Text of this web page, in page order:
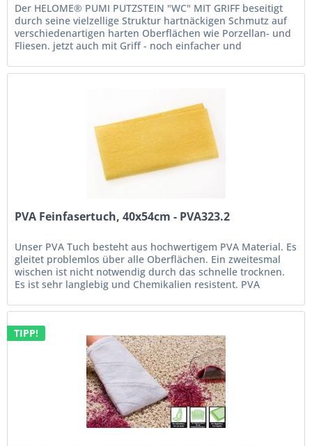
Der HELOME® PUMI PUTZSTEIN "WC" MIT GRIFF beseitigt
durch seine vielzellige Struktur hartnäckigen Schmutz auf
verschiedenartigen harten Oberflächen wie Porzellan- und
Fliesen. jetzt auch mit Griff - noch einfacher und
PVA Feinfasertuch, 40x54cm - PVA323.2
Unser PVA Tuch besteht aus hochwertigem PVA Material. Es
gleitet problemlos über alle Oberflächen. Ein zweitesmal
wischen ist nicht notwendig durch das schnelle trocknen.
Es ist sehr langlebig und Chemikalien resistent. PVA
TIPP!